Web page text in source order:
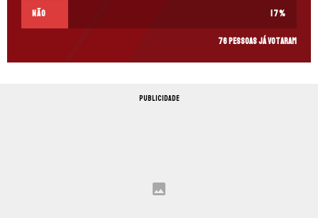
Não 17%
76 pessoas já votaram
PUBLICIDADE